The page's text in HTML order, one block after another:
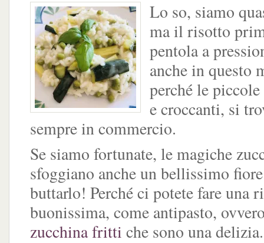
Lo so, siamo
ma il risotto
pentola a
anche in questo
perché le
e croccanti, si
sempre in commercio.
Se siamo fortunate, le magiche
sfoggiano anche un bellissimo
buttarlo! Perché ci potete fare una
buonissima, come antipasto,
zucchina fritti che sono una delizia.